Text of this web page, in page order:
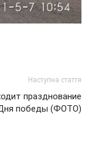
Наступна стаття
празднование
победы (ФОТО)